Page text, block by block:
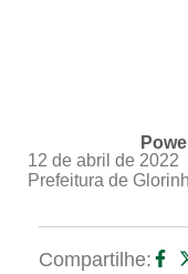
12 de abril de 2022
Prefeitura de
Compartilhe: